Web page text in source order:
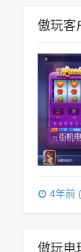
傲玩客
4年前
傲玩电